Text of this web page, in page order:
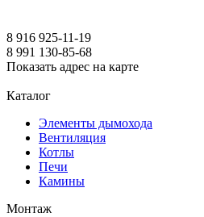
8 916 925-11-19
8 991 130-85-68
Показать адрес на карте
Каталог
Элементы дымохода
Вентиляция
Котлы
Печи
Камины
Монтаж